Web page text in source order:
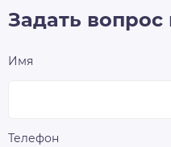
Задать вопрос
Имя
Телефон